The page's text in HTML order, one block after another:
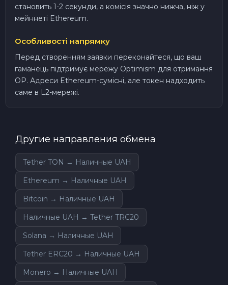
становить 1-2 секунди, а комісія значно нижча, ніж у
мейннеті Ethereum.
Особливості напрямку
Перед створенням заявки переконайтеся, що ваш
гаманець підтримує мережу Optimism для отримання
OP. Адреси Ethereum-сумісні, але токен надходить
саме в L2-мережі.
Другие направления обмена
Tether TON → Наличные UAH
Ethereum → Наличные UAH
Bitcoin → Наличные UAH
Наличные UAH → Tether TRC20
Solana → Наличные UAH
Tether ERC20 → Наличные UAH
Monero → Наличные UAH